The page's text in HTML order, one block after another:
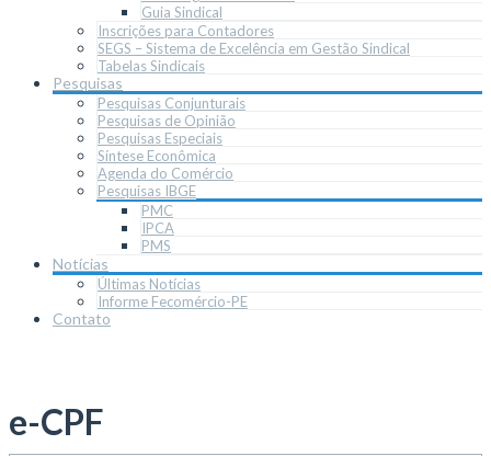
Guia Sindical
Inscrições para Contadores
SEGS – Sistema de Excelência em Gestão Sindical
Tabelas Sindicais
Pesquisas
Pesquisas Conjunturais
Pesquisas de Opinião
Pesquisas Especiais
Síntese Econômica
Agenda do Comércio
Pesquisas IBGE
PMC
IPCA
PMS
Notícias
Últimas Notícias
Informe Fecomércio-PE
Contato
e-CPF